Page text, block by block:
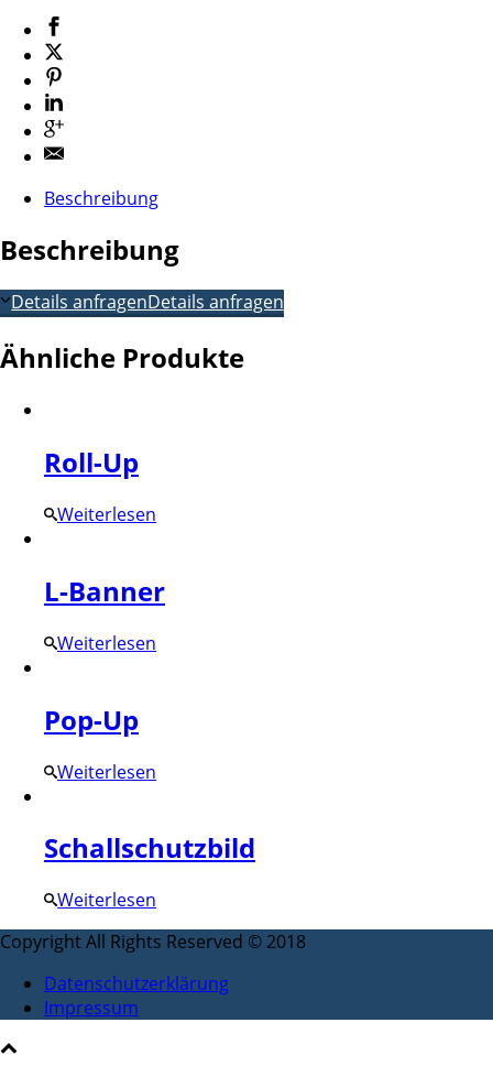
Beschreibung
Beschreibung
Details anfragenDetails anfragen
Ähnliche Produkte
Roll-Up
Weiterlesen
L-Banner
Weiterlesen
Pop-Up
Weiterlesen
Schallschutzbild
Weiterlesen
Copyright All Rights Reserved © 2018
Datenschutzerklärung
Impressum